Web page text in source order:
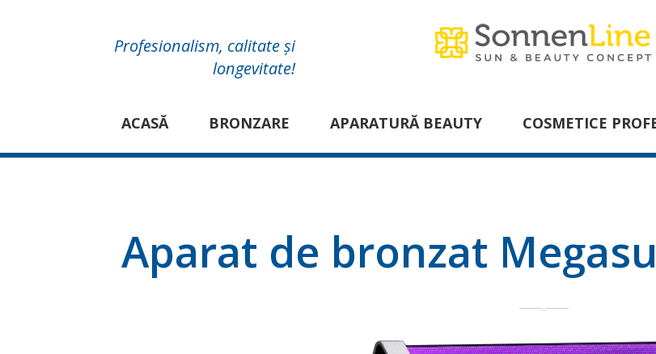
Profesionalism, calitate și
longevitate!
ACASĂ BRONZARE APARATURĂ BEAUTY COSMETICE
Aparat de bronzat